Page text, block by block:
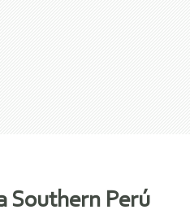
Southern Perú